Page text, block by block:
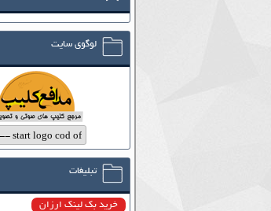
لوگوی سایت
تبلیغات
خرید بک لینک ارزان